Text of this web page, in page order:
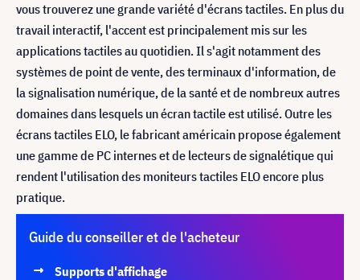
vous trouverez une grande variété d'écrans tactiles. En plus du
travail interactif, l'accent est principalement mis sur les
applications tactiles au quotidien. Il s'agit notamment des
systèmes de point de vente, des terminaux d'information, de
la signalisation numérique, de la santé et de nombreux autres
domaines dans lesquels un écran tactile est utilisé. Outre les
écrans tactiles ELO, le fabricant américain propose également
une gamme de PC internes et de lecteurs de signalétique qui
rendent l'utilisation des moniteurs tactiles ELO encore plus
pratique.
Guide du conseiller et de l'acheteur
Supports d'affichage